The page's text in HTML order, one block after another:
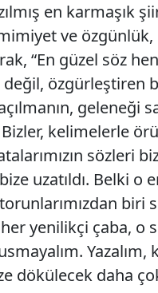
en karmaşık
ve özgünlük,
“En güzel söz
özgürleştiren
geleneği
kelimelerle
sözleri
uzatıldı. Belki o
biri
yenilikçi çaba, o
Yazalım,
dökülecek daha